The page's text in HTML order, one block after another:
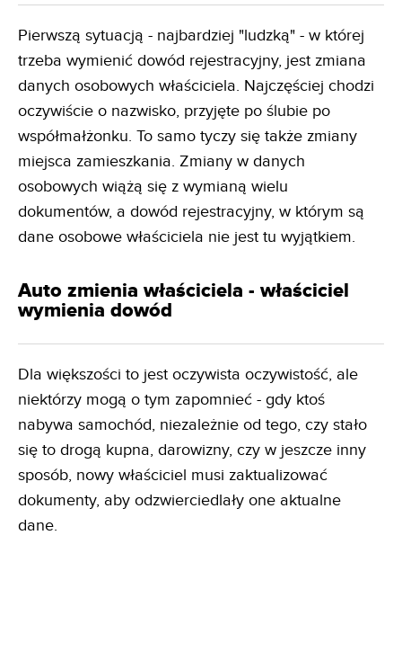
Pierwszą sytuacją - najbardziej "ludzką" - w której
trzeba wymienić dowód rejestracyjny, jest zmiana
danych osobowych właściciela. Najczęściej chodzi
oczywiście o nazwisko, przyjęte po ślubie po
współmałżonku. To samo tyczy się także zmiany
miejsca zamieszkania. Zmiany w danych
osobowych wiążą się z wymianą wielu
dokumentów, a dowód rejestracyjny, w którym są
dane osobowe właściciela nie jest tu wyjątkiem.
Auto zmienia właściciela - właściciel
wymienia dowód
Dla większości to jest oczywista oczywistość, ale
niektórzy mogą o tym zapomnieć - gdy ktoś
nabywa samochód, niezależnie od tego, czy stało
się to drogą kupna, darowizny, czy w jeszcze inny
sposób, nowy właściciel musi zaktualizować
dokumenty, aby odzwierciedlały one aktualne
dane.